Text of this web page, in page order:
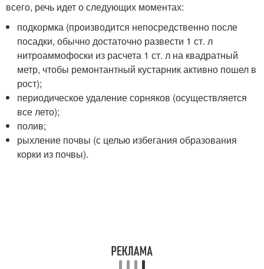
всего, речь идет о следующих моментах:
подкормка (производится непосредственно после
посадки, обычно достаточно развести 1 ст. л
нитроаммофоски из расчета 1 ст. л на квадратный
метр, чтобы ремонтантный кустарник активно пошел в
рост);
периодическое удаление сорняков (осуществляется
все лето);
полив;
рыхление почвы (с целью избегания образования
корки из почвы).